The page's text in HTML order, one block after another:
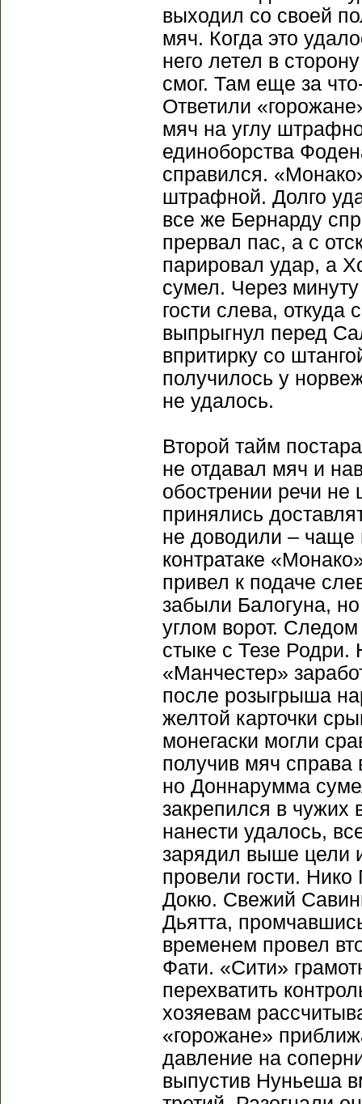
выходил со своей
мяч. Когда это
него летел в
смог. Там еще за
Ответили
мяч на углу
единоборства
справился.
штрафной. Долго
все же Бернарду
прервал пас, а с
парировал удар, а
сумел. Через
гости слева,
выпрыгнул перед
впритирку со
получилось у
не удалось.
Второй тайм
не отдавал мяч и
обострении речи
принялись
не доводили – чаще
контратаке
привел к подаче
забыли Балогуна,
углом ворот.
стыке с Тезе Родри.
«Манчестер»
после розыгрыша
желтой карточки
монегаски могли
получив мяч
но Доннарумма
закрепился в чужих
нанести удалось,
зарядил выше цели
провели гости.
Докю. Свежий
Дьятта,
временем провел
Фати. «Сити»
перехватить
хозяевам
«горожане»
давление на
выпустив Нуньеша